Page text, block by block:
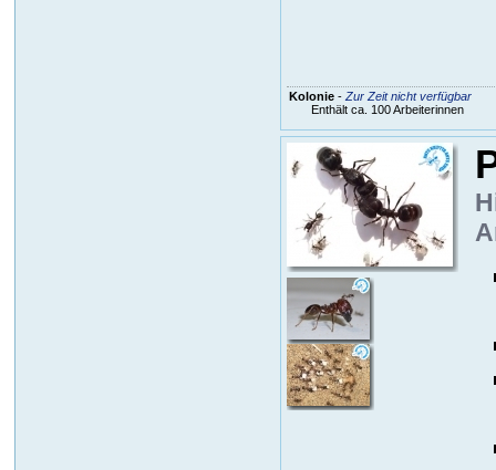
Kolonie- Zur Zeit nicht verfügbar
Enthält ca. 100 Arbeiterinnen